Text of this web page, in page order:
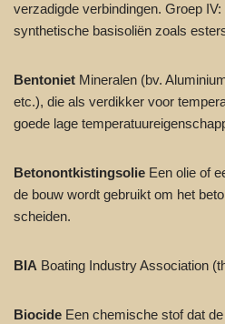
verzadigde verbindingen. Groep IV:
synthetische basisoliën zoals
Bentoniet Mineralen (bv.
etc.), die als verdikker voor
goede lage
Betonontkistingsolie Een olie of
de bouw wordt gebruikt om het
scheiden.
BIA Boating Industry Association
Biocide Een chemische stof dat